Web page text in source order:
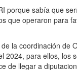
porque sabía que
que operaron para
la coordinación de
2024, para ellos,
de llegar a